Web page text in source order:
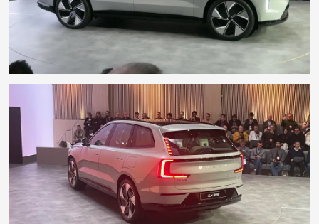
under bagasjeromsgulvet, pluss 34 liter
frunk.
Luftmotstandskoeffisient:
0,29.
Konkurrenter: BMW iX,Mercedes EQE
SUV,Audi Q8 e-tron